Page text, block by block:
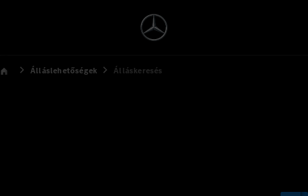
Álláslehetőségek Álláskeresés